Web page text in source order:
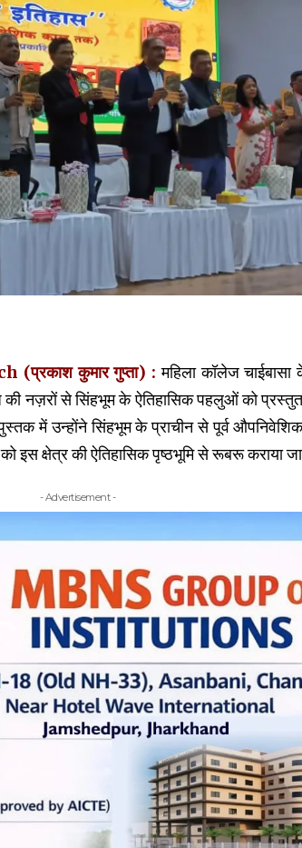
कुमार गुप्ता) : महिला कॉलेज चाईबासा
की नज़रों से सिंहभूम के ऐतिहासिक पहलुओं को
में उन्होंने सिंहभूम के प्राचीन से पूर्व
इस क्षेत्र की ऐतिहासिक पृष्ठभूमि से रूबरू कराया
- Advertisement -